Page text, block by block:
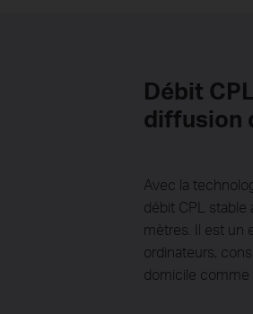
Débit
diffusion
Avec la
débit CPL stable
mètres. Il est un
ordinateurs,
domicile comme